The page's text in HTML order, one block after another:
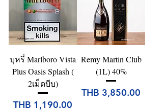
บุหรี่ Marlboro Vista
Plus Oasis Splash (
2เม็ดบีบ)
Price
THB 1,190.00
Remy Martin Club
(1L) 40%
Price
THB 3,850.00